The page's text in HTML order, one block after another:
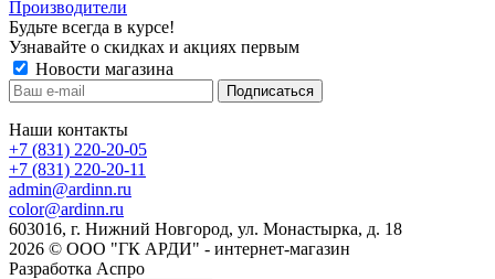
Производители
Будьте всегда в курсе!
Узнавайте о скидках и акциях первым
Новости магазина
Наши контакты
+7 (831) 220-20-05
+7 (831) 220-20-11
admin@ardinn.ru
color@ardinn.ru
603016, г. Нижний Новгород, ул. Монастырка, д. 18
2026 © ООО "ГК АРДИ" - интернет-магазин
Разработка Аспро